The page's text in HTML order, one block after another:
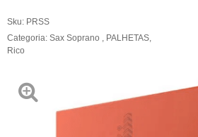
Sku: PRSS
Categoria: Sax Soprano PALHETAS
Rico